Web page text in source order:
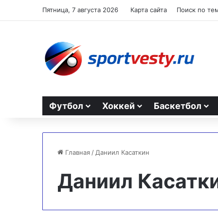
Пятница, 7 августа 2026 Карта сайта Поиск по
Футбол Хоккей Баскетбол
Главная / Даниил Касаткин
Даниил
Игрок
«Кингз»
переходом